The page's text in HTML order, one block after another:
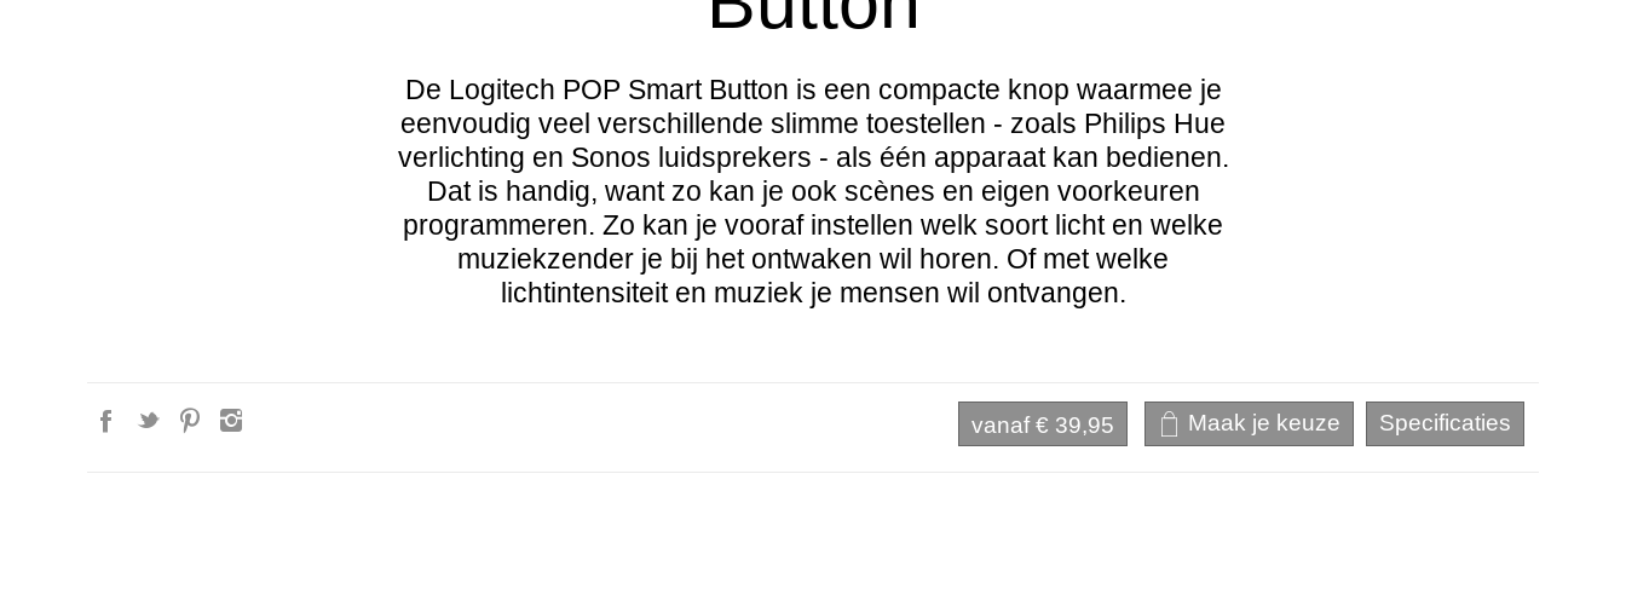
De Logitech POP Smart Button is een compacte knop waarmee je
eenvoudig veel verschillende slimme toestellen - zoals Philips Hue
verlichting en Sonos luidsprekers - als één apparaat kan bedienen.
Dat is handig, want zo kan je ook scènes en eigen voorkeuren
programmeren. Zo kan je vooraf instellen welk soort licht en welke
muziekzender je bij het ontwaken wil horen. Of met welke
lichtintensiteit en muziek je mensen wil ontvangen.
vanaf€ 39,95